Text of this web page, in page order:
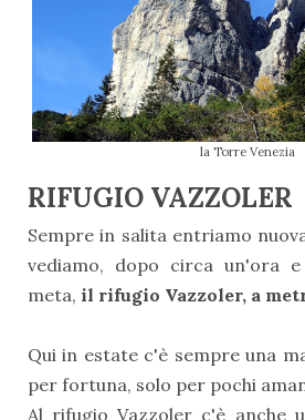
la Torre Venezia
RIFUGIO VAZZOLER
Sempre in salita entriamo
vediamo, dopo circa un'ora
meta, il rifugio Vazzoler, a
Qui in estate c'è sempre una
per fortuna, solo per pochi
Al rifugio Vazzoler c'è anche